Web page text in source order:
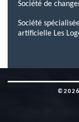
Société de
Société
artificielle Les
©2026